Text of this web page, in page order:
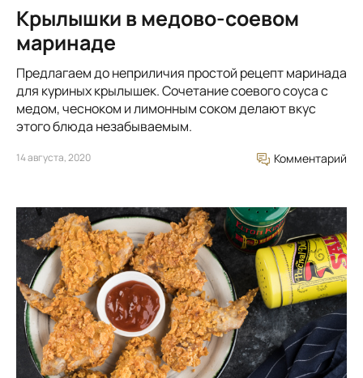
Крылышки в медово-соевом
маринаде
Предлагаем до неприличия простой рецепт маринада
для куриных крылышек. Сочетание соевого соуса с
медом, чесноком и лимонным соком делают вкус
этого блюда незабываемым.
14 августа, 2020 Комментарий